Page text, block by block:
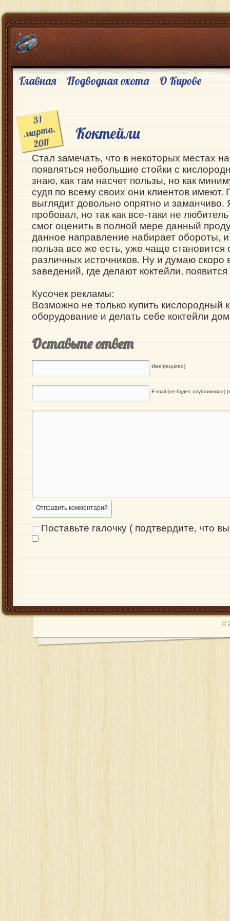
Главная Подводная охота О Кирове
31
мар
та,
2011
Коктейли
Стал замечать, что в некоторых местах
появляться небольшие стойки с
знаю, как там насчет пользы, но как
судя по всему своих они клиентов имеют.
выглядит довольно опрятно и
пробовал, но так как все-таки не
смог оценить в полной мере данный
данное направление набирает обороты,
польза все же есть, уже чаще
различных источников. Ну и думаю скоро
заведений, где делают коктейли,
Кусочек рекламы:
Возможно не только купить кислородный
оборудование и делать себе коктейли
Оставьте ответ
Имя (required)
E-mail (не будет опубликован)
Отправить комментарий
Поставьте галочку ( подтвердите, что
©